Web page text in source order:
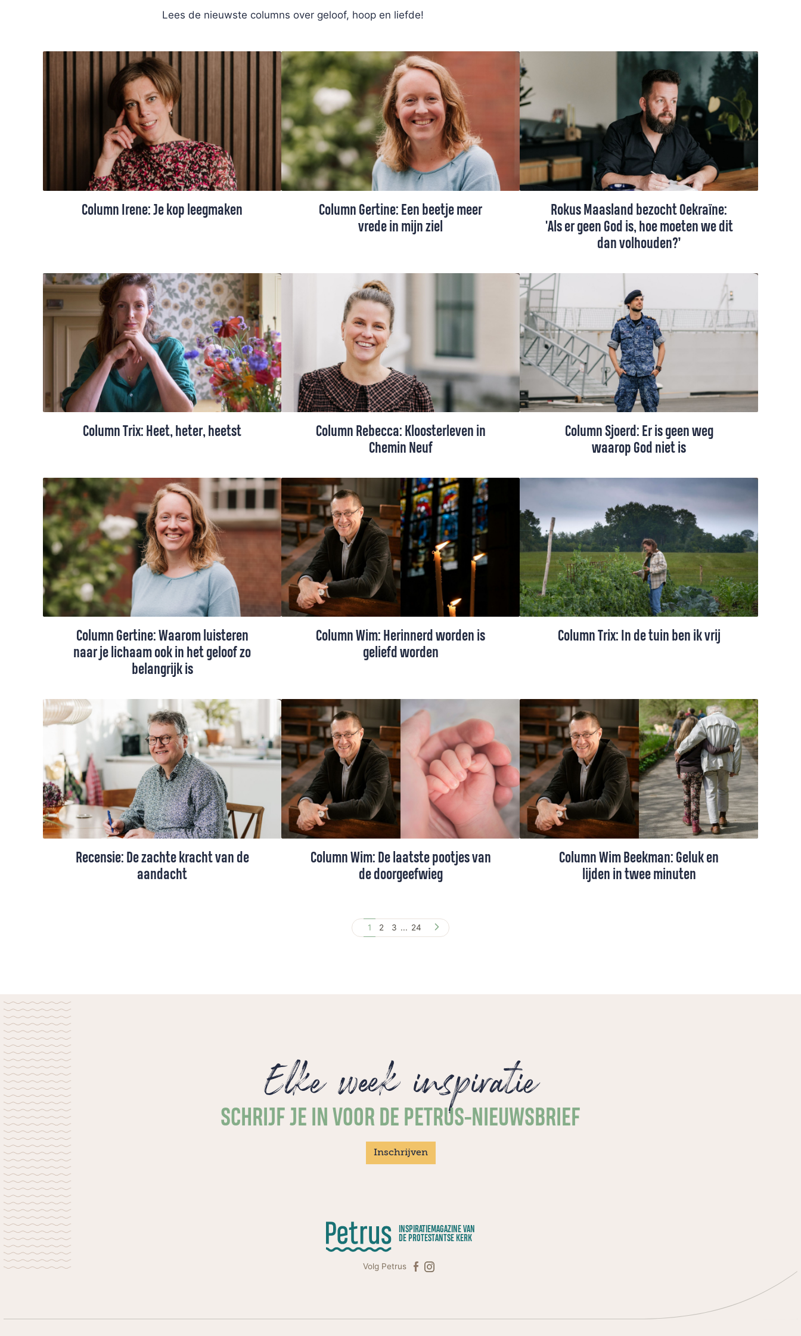
Lees de nieuwste columns over geloof, hoop en liefde!
Column Irene: Je kop leegmaken
leegmaken voordat er weer ruimte komt.
Lege tijd is nodig, een tijd zonder moeten.
Daar is niet per se een vakantie voor
nodig.
Column Gertine: Een beetje meer
vrede in mijn ziel
vredeswake mee in haar kleine
dorpskerkje: "Het was weinig, maar het
was iets".
Rokus Maasland bezocht Oekraïne:
'Als er geen God is, hoe moeten we dit
dan volhouden?’
Onlangs reisde Rokus Maasland naar
Oekraïne, waar de oorlog overal voelbaar
is. De hoop en hopeloosheid waar je in
vredestijd omheen kunt leven, dienen zich
in oorlogstijd met volle kracht aan. Dan
gaat het niet meer over carrière, succes of
status.
Column Trix: Heet, heter, heetst
nachten van de afgelopen weken af hoe
het kan dat we als mensheid zo rustig
blijven onder deze suïcide op
wereldschaal. “We kiezen voor
symptoombestrijding in plaats van
ommekeer.”
Column Rebecca: Kloosterleven in
Chemin Neuf
Rebecca Schoon volgde een stilteretraite
in de abdij van Chemin Neuf in Oosterhout.
Komend uit een vrijzinnige, ‘linkse’ hoek
van de kerk, voelde ze soms best een
cultuurshock. Maar uiteindelijk werd het
een bevrijdende ervaring.
Column Sjoerd: Er is geen weg
waarop God niet is
Vloeken, gebrokenheid, een wereld ver van
de kerk, toch ervaart vlootpredikant Sjoerd
Muller God juist daar onverwacht dichtbij.
Aan de hand van de gelijkenis van de
verloren zoon schrijft hij over verdwalen,
thuiskomen en een God die blijft zoeken.
Column Gertine: Waarom luisteren
naar je lichaam ook in het geloof zo
belangrijk is
Denken en doen. Lichaam en ziel. Het
vieren van het avondmaal is een onmisbare
aanvulling op de woorden die we horen in
de kerk, vindt Gertine Blom.
Column Wim: Herinnerd worden is
geliefd worden
overal plekken tegen waar overleden
dierbaren worden herinnerd. Midden in de
stad, maar ook bijvoorbeeld op bergpaden.
Herinnerd worden is geliefd worden.
Column Trix: In de tuin ben ik vrij
Vahl zich vrij. ‘Dit is de plek waar ik wil
werken. Hier ben ik met God. Hier in de
tuin.’
Recensie: De zachte kracht van de
aandacht
Column Wim: De laatste pootjes van
de doorgeefwieg
er voor Wim Beekman werk aan de winkel.
De wieg moet opgefrist worden. Het geeft
Column Wim Beekman: Geluk en
lijden in twee minuten
1 2 3 ... 24
Elke week inspiratie
SCHRIJF JE IN VOOR DE PETRUS-NIEUWSBRIEF
Inschrijven
INSPIRATIEMAGAZINE VAN
DE PROTESTANTSE KERK
Volg Petrus